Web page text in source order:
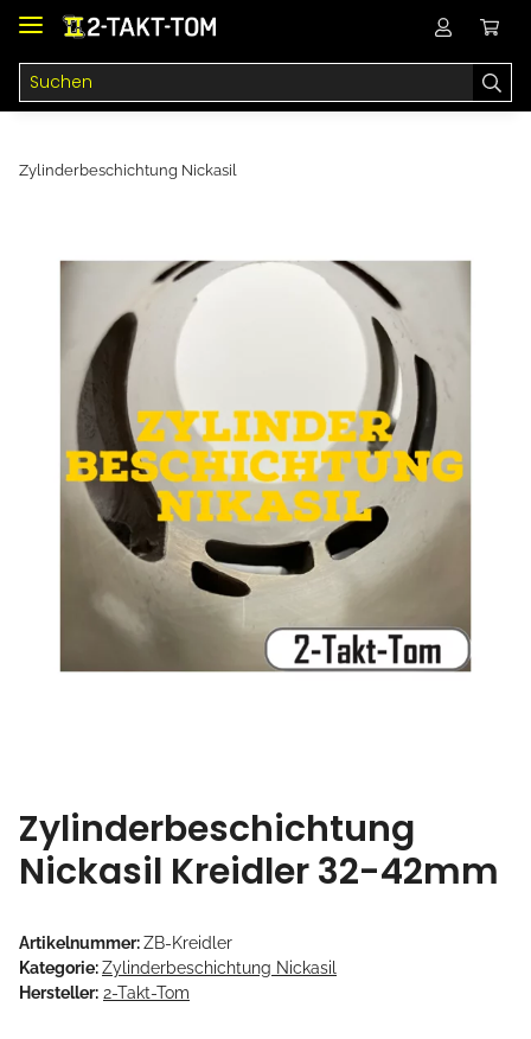
Zylinderbeschichtung Nickasil
Zylinderbeschichtung
Nickasil Kreidler 32-42mm
Artikelnummer:ZB-Kreidler
Kategorie:Zylinderbeschichtung Nickasil
Hersteller: 2-Takt-Tom